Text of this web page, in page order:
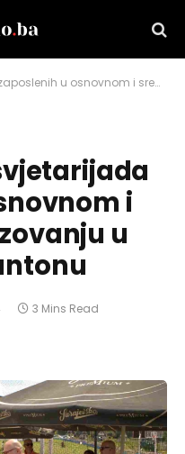
i srednjem obrazovanju u Tuzlanskom kantonu
i
u
3 Mins Read